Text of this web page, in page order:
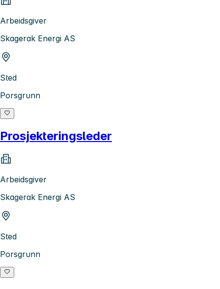
Arbeidsgiver
Skagerak Energi AS
Sted
Porsgrunn
Prosjekteringsleder
Arbeidsgiver
Skagerak Energi AS
Sted
Porsgrunn